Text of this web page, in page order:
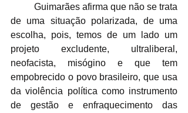
de uma situação polarizada, de uma
escolha, pois, temos de um lado um
projeto excludente, ultraliberal,
neofacista, misógino e que tem
empobrecido o povo brasileiro, que usa
da violência política como instrumento
de gestão e enfraquecimento das